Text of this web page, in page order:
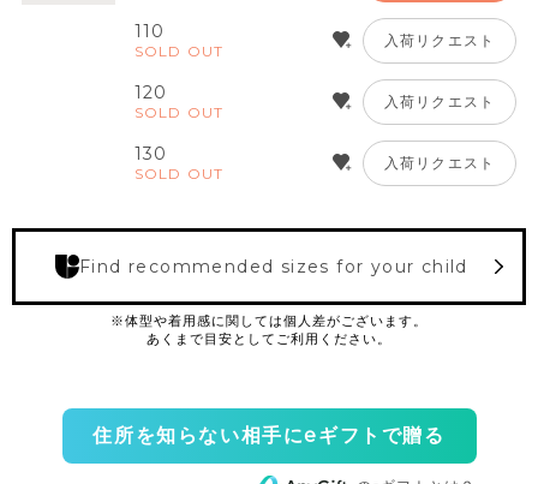
110
SOLD OUT
入荷リクエスト
120
SOLD OUT
入荷リクエスト
130
SOLD OUT
入荷リクエスト
Find recommended sizes for your child
住所を知らない相手にeギフトで贈る